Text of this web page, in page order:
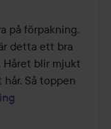
på förpakning.
detta ett bra
blir mjukt
Så toppen